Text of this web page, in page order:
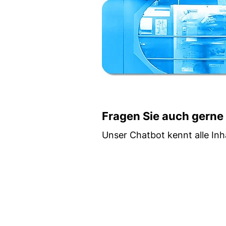
Fragen Sie auch gerne
Unser Chatbot kennt alle